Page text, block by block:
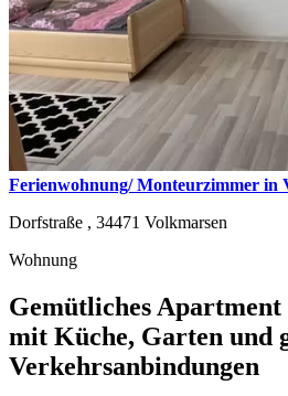
Ferienwohnung/ Monteurzimmer in
Dorfstraße , 34471 Volkmarsen
Wohnung
Gemütliches
mit Küche, Garten und
Verkehrsanbindungen